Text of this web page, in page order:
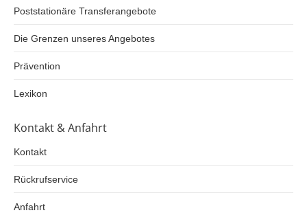
Poststationäre Transferangebote
Die Grenzen unseres Angebotes
Prävention
Lexikon
Kontakt & Anfahrt
Kontakt
Rückrufservice
Anfahrt